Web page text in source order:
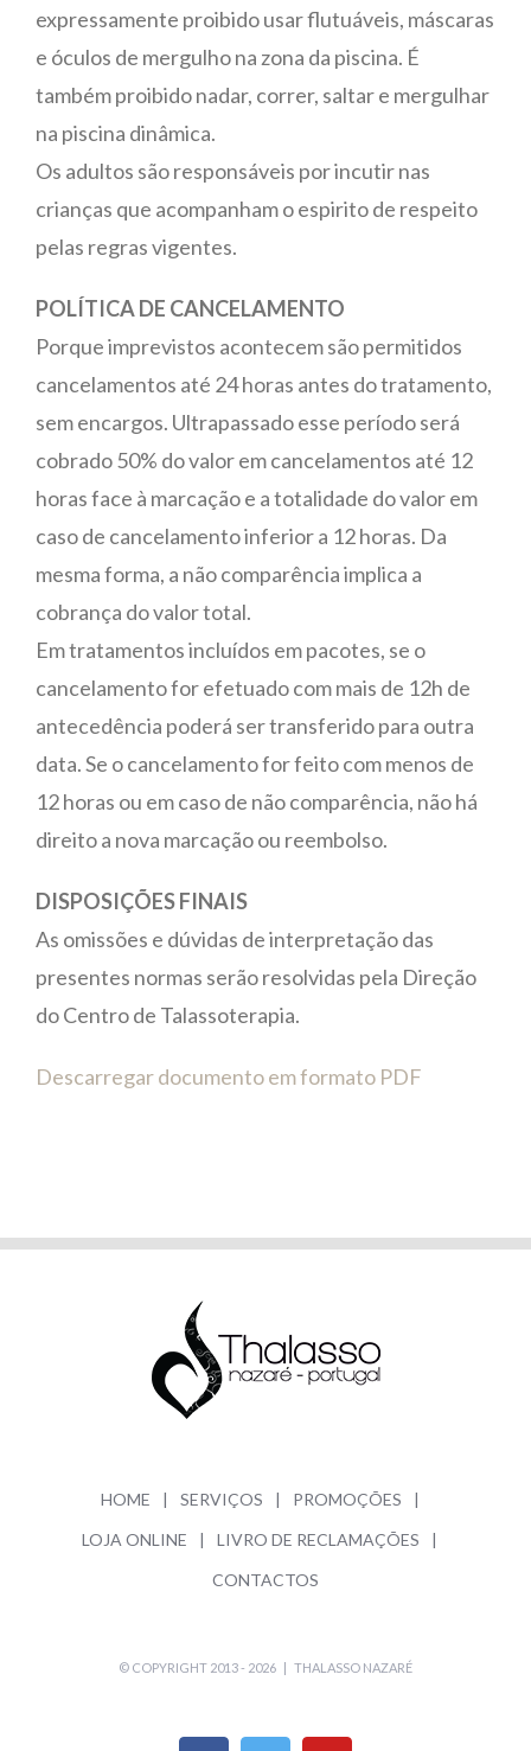
expressamente proibido usar flutuáveis, máscaras
e óculos de mergulho na zona da piscina. É
também proibido nadar, correr, saltar e mergulhar
na piscina dinâmica.
Os adultos são responsáveis por incutir nas
crianças que acompanham o espirito de respeito
pelas regras vigentes.
POLÍTICA DE CANCELAMENTO
Porque imprevistos acontecem são permitidos
cancelamentos até 24 horas antes do tratamento,
sem encargos. Ultrapassado esse período será
cobrado 50% do valor em cancelamentos até 12
horas face à marcação e a totalidade do valor em
caso de cancelamento inferior a 12 horas. Da
mesma forma, a não comparência implica a
cobrança do valor total.
Em tratamentos incluídos em pacotes, se o
cancelamento for efetuado com mais de 12h de
antecedência poderá ser transferido para outra
data. Se o cancelamento for feito com menos de
12 horas ou em caso de não comparência, não há
direito a nova marcação ou reembolso.
DISPOSIÇÕES FINAIS
As omissões e dúvidas de interpretação das
presentes normas serão resolvidas pela Direção
do Centro de Talassoterapia.
Descarregar documento em formato PDF
HOME SERVIÇOS
PROMOÇÕES
LOJA ONLINE
LIVRO DE RECLAMAÇÕES
CONTACTOS
© COPYRIGHT 2013 - 2026 | THALASSO NAZARÉ